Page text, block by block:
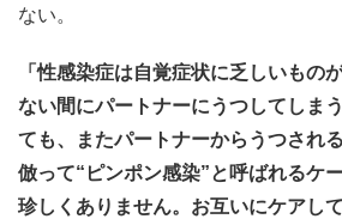
ない。
「性感染症は自覚症状に乏しいもの
ない間にパートナーにうつしてしま
ても、またパートナーからうつさ
倣って“ピンポン感染”と呼ばれるケ
珍しくありません。お互いにケアし